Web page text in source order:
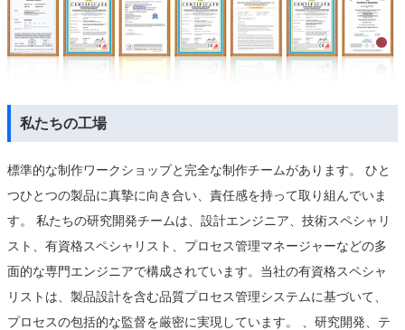
私たちの工場
標準的な制作ワークショップと完全な制作チームがあります。 ひと
つひとつの製品に真摯に向き合い、責任感を持って取り組んでいま
す。 私たちの研究開発チームは、設計エンジニア、技術スペシャリ
スト、有資格スペシャリスト、プロセス管理マネージャーなどの多
面的な専門エンジニアで構成されています。当社の有資格スペシャ
リストは、製品設計を含む品質プロセス管理システムに基づいて、
プロセスの包括的な監督を厳密に実現しています。 、研究開発、テ